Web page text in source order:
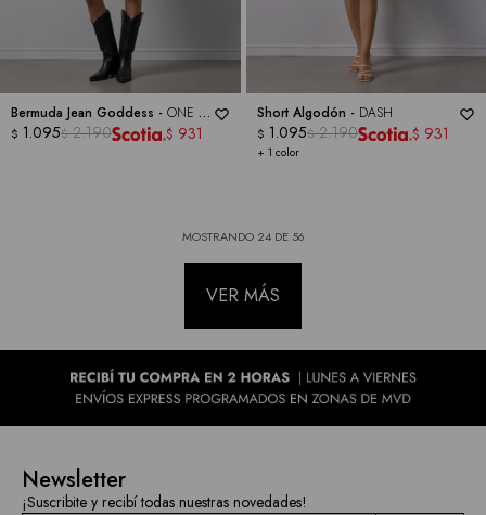
Bermuda Jean Goddess - ONE 5
ONE
$ 1.095$ 2.190 $ 931
Short Algodón - DASH
+ 1 color
$ 1.095$ 2.190 $ 931
MOSTRANDO 24DE 56
VER MÁS
Newsletter
¡Suscribite y recibí todas nuestras novedades!